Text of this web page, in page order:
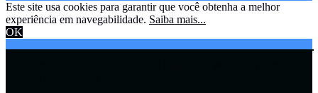
Este site usa cookies para garantir que você obtenha a melhor
experiência em navegabilidade. Saiba mais...
OK